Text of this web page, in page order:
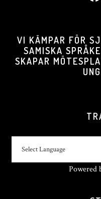
VI KÄMPAR FÖR
SAMISKA
SKAPAR
Powered